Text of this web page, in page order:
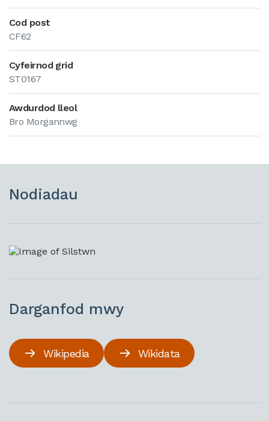
Cod post
CF62
Cyfeirnod grid
ST0167
Awdurdod lleol
Bro Morgannwg
Nodiadau
Darganfod mwy
Wikipedia Wikidata